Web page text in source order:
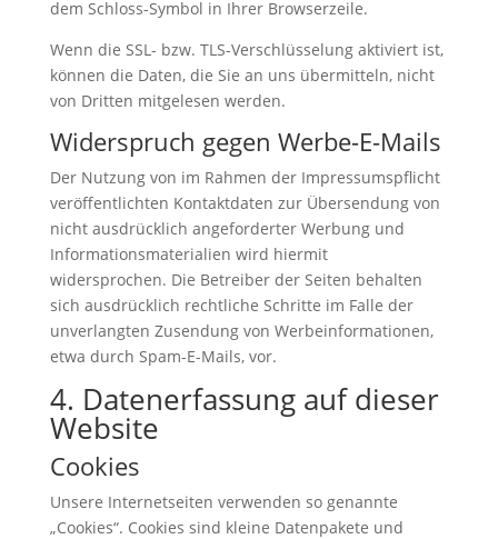
dem Schloss-Symbol in Ihrer Browserzeile.
Wenn die SSL- bzw. TLS-Verschlüsselung aktiviert ist,
können die Daten, die Sie an uns übermitteln, nicht
von Dritten mitgelesen werden.
Widerspruch gegen Werbe-E-Mails
Der Nutzung von im Rahmen der Impressumspflicht
veröffentlichten Kontaktdaten zur Übersendung von
nicht ausdrücklich angeforderter Werbung und
Informationsmaterialien wird hiermit
widersprochen. Die Betreiber der Seiten behalten
sich ausdrücklich rechtliche Schritte im Falle der
unverlangten Zusendung von Werbeinformationen,
etwa durch Spam-E-Mails, vor.
4. Datenerfassung auf dieser
Website
Cookies
Unsere Internetseiten verwenden so genannte
„Cookies“. Cookies sind kleine Datenpakete und